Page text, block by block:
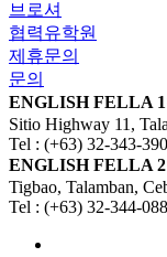
브로셔
협력유학원
제휴문의
문의
ENGLISH FELLA
Sitio Highway 11,
Tel : (+63) 32-343-
ENGLISH FELLA
Tigbao, Talamban,
Tel : (+63) 32-344-